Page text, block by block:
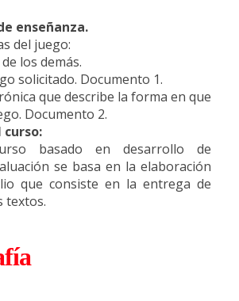
enseñanza.
del juego:
los demás.
solicitado. Documento 1.
que describe la forma en que
Documento 2.
curso:
basado en desarrollo de
se basa en la elaboración
que consiste en la entrega de
textos.